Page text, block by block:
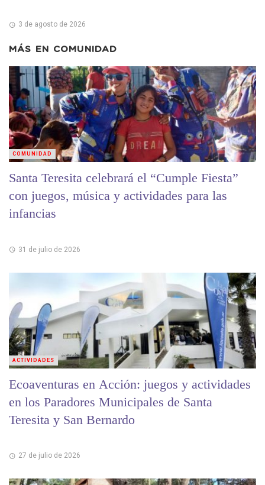
3 de agosto de 2026
MÁS EN COMUNIDAD
Santa Teresita celebrará el “Cumple Fiesta”
con juegos, música y actividades para las
infancias
31 de julio de 2026
COMUNIDAD
Ecoaventuras en Acción: juegos y actividades
en los Paradores Municipales de Santa
Teresita y San Bernardo
27 de julio de 2026
ACTIVIDADES